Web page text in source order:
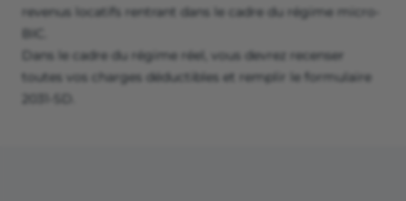
revenus locatifs rentrant dans le cadre du régime micro-
BIC.
Dans le cadre du régime réel, vous devrez recenser
toutes vos charges déductibles et remplir le formulaire